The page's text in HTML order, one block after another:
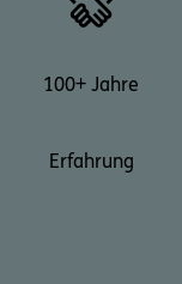
100+ Jahre
Erfahrung